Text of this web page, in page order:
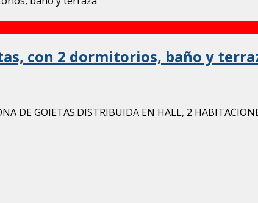
con 2 dormitorios, baño y
DE GOIETAS.DISTRIBUIDA EN HALL, 2